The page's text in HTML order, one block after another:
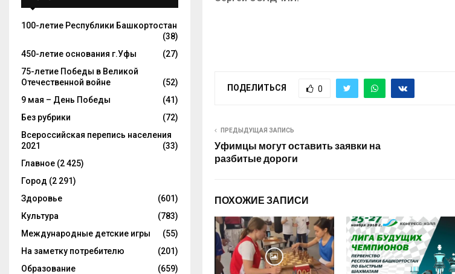
ПОДЕЛИТЬСЯ 0
ПРЕДЫДУЩАЯ ЗАПИСЬ
Уфимцы могут оставить заявки на
разбитые дороги
ПОХОЖИЕ ЗАПИСИ
100-летие Республики Башкортостан
(38)
450-летие основания г.Уфы
(27)
75-летие Победы в Великой
Отечественной войне
(52)
9 мая – День Победы
(41)
Без рубрики
(72)
Всероссийская перепись населения
2021
(33)
Главное (2 425)
Город (2 291)
Здоровье
(601)
Культура
(783)
Международные детские игры
(55)
На заметку потребителю
(201)
Образование
(659)